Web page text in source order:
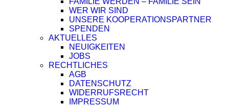
WER WIR SIND
UNSERE KOOPERATIONSPARTNER
SPENDEN
AKTUELLES
NEUIGKEITEN
JOBS
RECHTLICHES
AGB
DATENSCHUTZ
WIDERRUFSRECHT
IMPRESSUM